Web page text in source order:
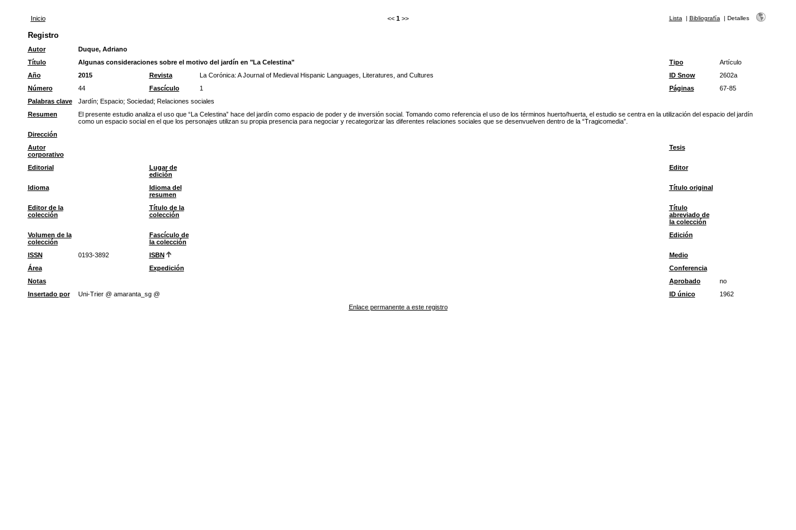
Inicio << 1 >> Lista | Bibliografía | Detalles
Registro
Autor
Duque, Adriano
Título
Algunas consideraciones sobre el motivo del jardín en "La Celestina" Tipo
Artículo
Año
2015 Revista La Corónica: A Journal of Medieval Hispanic Languages, Literatures, and Cultures ID Snow
2602a
Número
44 Fascículo 1 Páginas
67-85
Palabras clave
Jardín; Espacio; Sociedad; Relaciones sociales
Resumen
El presente estudio analiza el uso que “La Celestina” hace del jardín como espacio de poder y de inversión social. Tomando como referencia el uso de los términos huerto/huerta, el estudio se centra en la utilización del espacio del jardín
como un espacio social en el que los personajes utilizan su propia presencia para negociar y recategorizar las diferentes relaciones sociales que se desenvuelven dentro de la “Tragicomedia”.
Dirección
Autor
corporativo
Tesis
Editorial
Lugar de
edición
Editor
Idioma
Idioma del
resumen
Título original
Editor de la
colección
Título de la
colección
Título
abreviado de
la colección
Volumen de la
colección
Fascículo de
la colección
Edición
ISSN 0193-3892 ISBN
Medio
Área
Expedición
Conferencia
Notas
Aprobado
no
Insertado por
Uni-Trier @ amaranta_sg @ ID único
1962
Enlace permanente a este registro